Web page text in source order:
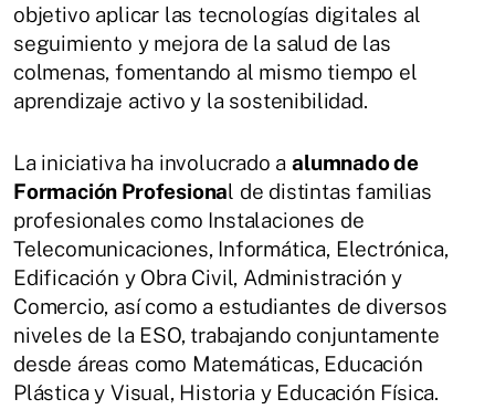
objetivo aplicar las tecnologías digitales al
seguimiento y mejora de la salud de las
colmenas, fomentando al mismo tiempo el
aprendizaje activo y la sostenibilidad.
La iniciativa ha involucrado aalumnado de
Formación Profesional de distintas familias
profesionales como Instalaciones de
Telecomunicaciones, Informática, Electrónica,
Edificación y Obra Civil, Administración y
Comercio, así como a estudiantes de diversos
niveles de la ESO, trabajando conjuntamente
desde áreas como Matemáticas, Educación
Plástica y Visual, Historia y Educación Física.